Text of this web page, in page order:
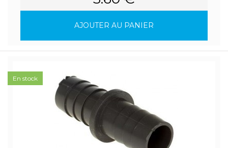
AJOUTER AU PANIER
En stock